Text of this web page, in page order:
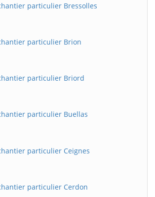
particulier Bressolles
particulier Brion
particulier Briord
particulier Buellas
particulier Ceignes
particulier Cerdon